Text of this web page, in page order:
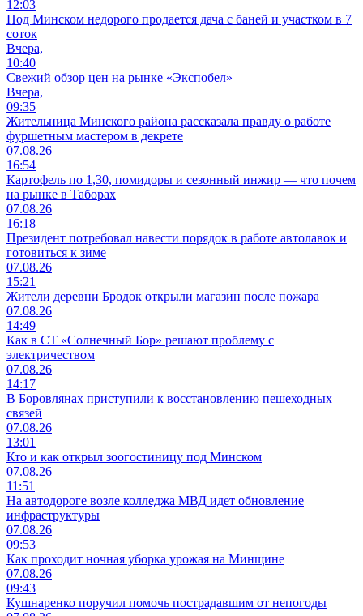
12:03
Под Минском недорого продается дача с баней и участком в 7
соток
Вчера,
10:40
Свежий обзор цен на рынке «Экспобел»
Вчера,
09:35
Жительница Минского района рассказала правду о работе
фуршетным мастером в декрете
07.08.26
16:54
Картофель по 1,30, помидоры и сезонный инжир — что почем
на рынке в Таборах
07.08.26
16:18
Президент потребовал навести порядок в работе автолавок и
готовиться к зиме
07.08.26
15:21
Жители деревни Бродок открыли магазин после пожара
07.08.26
14:49
Как в СТ «Солнечный Бор» решают проблему с
электричеством
07.08.26
14:17
В Боровлянах приступили к восстановлению пешеходных
связей
07.08.26
13:01
Кто и как открыл зоогостиницу под Минском
07.08.26
11:51
На автодороге возле колледжа МВД идет обновление
инфраструктуры
07.08.26
09:53
Как проходит ночная уборка урожая на Минщине
07.08.26
09:43
Кушнаренко поручил помочь пострадавшим от непогоды